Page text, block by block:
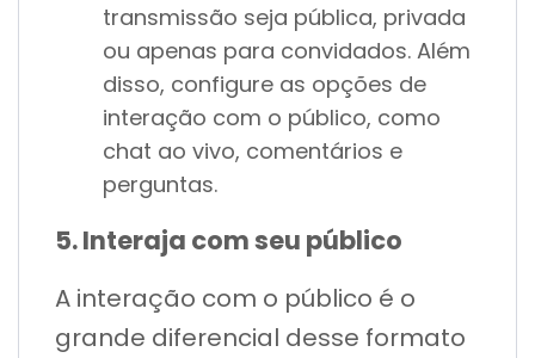
transmissão seja pública, privada
ou apenas para convidados. Além
disso, configure as opções de
interação com o público, como
chat ao vivo, comentários e
perguntas.
5. Interaja com seu público
A interação com o público é o
grande diferencial desse formato